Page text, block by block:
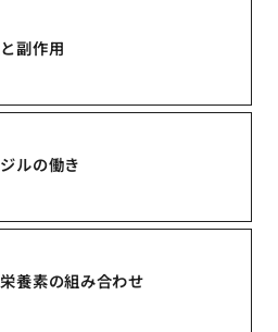
副作用
ルの働き
養素の組み合わせ